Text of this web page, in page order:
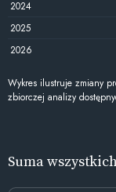
2024
2025
2026
Wykres ilustruje zmiany
zbiorczej analizy
Suma